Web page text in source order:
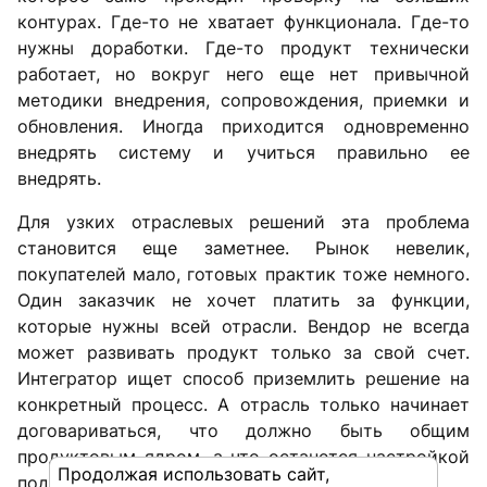
контурах. Где-то не хватает функционала. Где-то
нужны доработки. Где-то продукт технически
работает, но вокруг него еще нет привычной
методики внедрения, сопровождения, приемки и
обновления. Иногда приходится одновременно
внедрять систему и учиться правильно ее
внедрять.
Для узких отраслевых решений эта проблема
становится еще заметнее. Рынок невелик,
покупателей мало, готовых практик тоже немного.
Один заказчик не хочет платить за функции,
которые нужны всей отрасли. Вендор не всегда
может развивать продукт только за свой счет.
Интегратор ищет способ приземлить решение на
конкретный процесс. А отрасль только начинает
договариваться, что должно быть общим
продуктовым ядром, а что останется настройкой
Продолжая использовать сайт,